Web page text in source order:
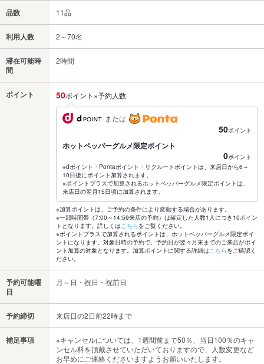
品数 11品
利用人数 2～70名
滞在可能時
間
2時間
ポイント 50ポイント×予約人数
または
50ポイント
ホットペッパーグルメ限定ポイント
0ポイント
※dポイント・Pontaポイント・リクルートポイントは、来店日から6～
10日後にポイント加算されます。
※ポイントプラスで加算されるホットペッパーグルメ限定ポイントは、
来店日の翌月15日頃に加算されます。
※加算ポイントは、ご予約の条件により変動する場合があります。
※一部時間帯（7:00～14:59来店の予約）は確定した人数1人につき10ポイン
トとなります。詳しくはこちらをご覧ください。
※ポイントプラスで加算されるポイントは、ホットペッパーグルメ限定ポイ
ントになります。対象日時の予約で、予約日が翌々月末までのご来店がポイ
ント加算の対象となります。加算ポイントに関する詳細はこちらをご確認く
ださい。
予約可能曜
日
月～日・祝日・祝前日
予約締切 来店日の2日前22時まで
補足事項
※キャンセルについては、1週間前まで50％、当日100％のキャ
ンセル料を頂戴させていただいておりますので、人数変更など
お早めにご連絡くださいますようお願いいたします。